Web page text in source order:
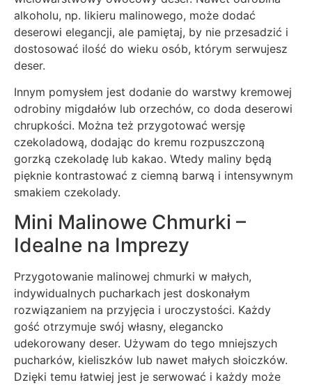
alkoholu, np. likieru malinowego, może dodać
deserowi elegancji, ale pamiętaj, by nie przesadzić i
dostosować ilość do wieku osób, którym serwujesz
deser.
Innym pomysłem jest dodanie do warstwy kremowej
odrobiny migdałów lub orzechów, co doda deserowi
chrupkości. Można też przygotować wersję
czekoladową, dodając do kremu rozpuszczoną
gorzką czekoladę lub kakao. Wtedy maliny będą
pięknie kontrastować z ciemną barwą i intensywnym
smakiem czekolady.
Mini Malinowe Chmurki –
Idealne na Imprezy
Przygotowanie malinowej chmurki w małych,
indywidualnych pucharkach jest doskonałym
rozwiązaniem na przyjęcia i uroczystości. Każdy
gość otrzymuje swój własny, elegancko
udekorowany deser. Używam do tego mniejszych
pucharków, kieliszków lub nawet małych słoiczków.
Dzięki temu łatwiej jest je serwować i każdy może